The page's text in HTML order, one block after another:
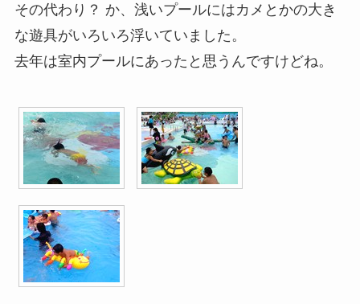
その代わり？ か、浅いプールにはカメとかの大き
な遊具がいろいろ浮いていました。
去年は室内プールにあったと思うんですけどね。